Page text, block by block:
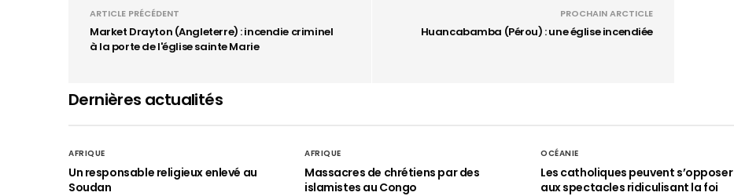
ARTICLE PRÉCÉDENT
Market Drayton (Angleterre) : incendie criminel
à la porte de l'église sainte Marie
PROCHAIN ARCTICLE
Huancabamba (Pérou) : une église incendiée
Dernières actualités
AFRIQUE
Un responsable religieux enlevé au
Soudan
AFRIQUE
Massacres de chrétiens par des
islamistes au Congo
OCÉANIE
Les catholiques peuvent s’opposer
aux spectacles ridiculisant la foi